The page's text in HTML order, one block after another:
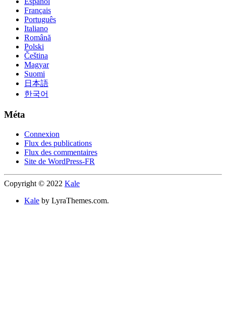
Français
Português
Italiano
Română
Polski
Čeština
Magyar
Suomi
日本語
한국어
Méta
Connexion
Flux des publications
Flux des commentaires
Site de WordPress-FR
Copyright © 2022 Kale
Kale by LyraThemes.com.